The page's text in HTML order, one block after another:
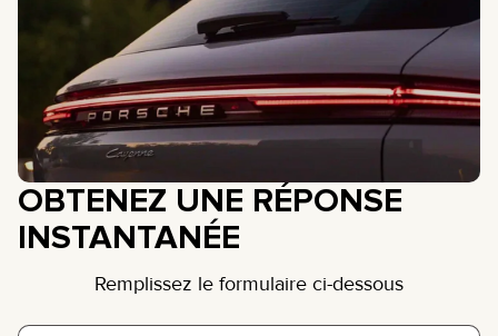
OBTENEZ UNE RÉPONSE
INSTANTANÉE
Remplissez le formulaire ci-dessous